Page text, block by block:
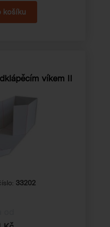
víkem II
33202